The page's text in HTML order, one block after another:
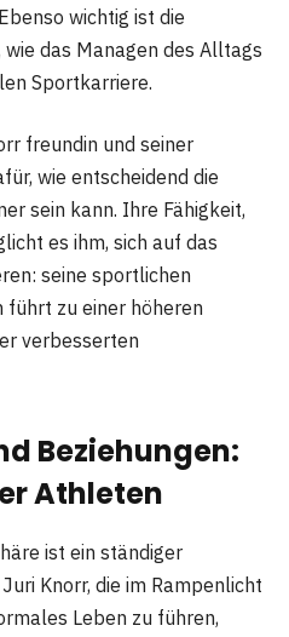
wichtig ist die
das Managen des Alltags
Sportkarriere.
freundin und seiner
wie entscheidend die
sein kann. Ihre Fähigkeit,
es ihm, sich auf das
seine sportlichen
führt zu einer höheren
verbesserten
Beziehungen:
Athleten
ist ein ständiger
Knorr, die im Rampenlicht
Leben zu führen,